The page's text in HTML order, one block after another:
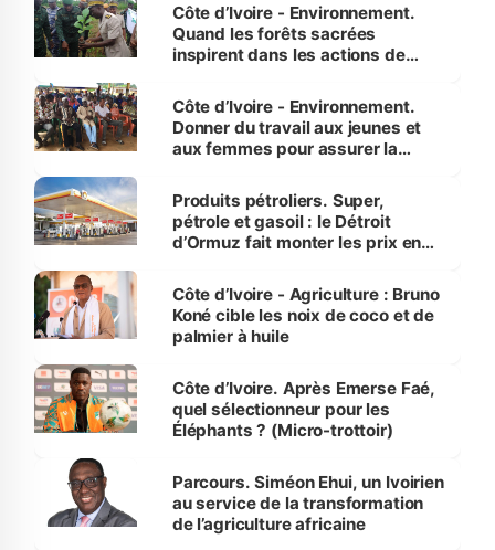
Côte d’Ivoire - Environnement.
Quand les forêts sacrées
inspirent dans les actions de
Côte d’Ivoire - Environnement.
Donner du travail aux jeunes et
aux femmes pour assurer la
menacées
Produits pétroliers. Super,
pétrole et gasoil : le Détroit
d’Ormuz fait monter les prix en
Côte d’Ivoire - Agriculture : Bruno
Koné cible les noix de coco et de
palmier à huile
Côte d’Ivoire. Après Emerse Faé,
quel sélectionneur pour les
Éléphants ? (Micro-trottoir)
Parcours. Siméon Ehui, un Ivoirien
au service de la transformation
de l’agriculture africaine